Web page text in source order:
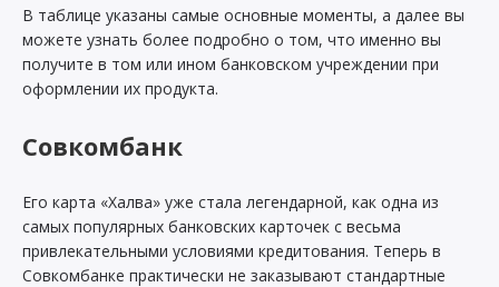
В таблице указаны самые основные моменты, а далее вы
можете узнать более подробно о том, что именно вы
получите в том или ином банковском учреждении при
оформлении их продукта.
Совкомбанк
Его карта «Халва» уже стала легендарной, как одна из
самых популярных банковских карточек с весьма
привлекательными условиями кредитования. Теперь в
Совкомбанке практически не заказывают стандартные